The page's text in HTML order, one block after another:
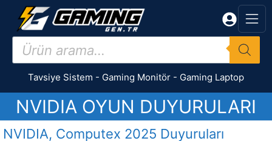
İçeriğe
Products
search
Tavsiye Sistem - Gaming Monitör - Gaming Laptop
NVIDIA OYUN DUYURULARI
NVIDIA, Computex 2025 Duyuruları